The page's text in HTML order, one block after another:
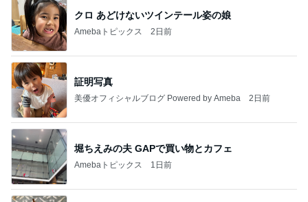
クロ あどけないツインテール姿の娘
Amebaトピックス 2日前
証明写真
美優オフィシャルブログ Powered by Ameba 2日前
堀ちえみの夫 GAPで買い物とカフェ
Amebaトピックス 1日前